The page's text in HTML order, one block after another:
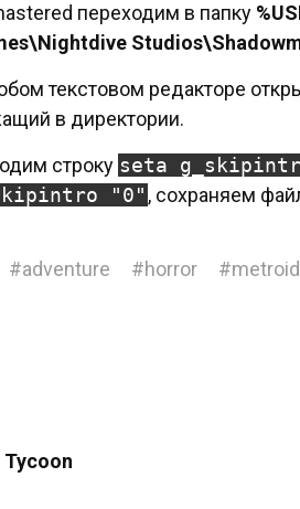
переходим в папку
текстовом редакторе
в директории.
строку seta
"0" , сохраняем
#adventure #horror #